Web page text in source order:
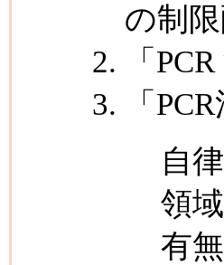
の制
「
「
自
領
有